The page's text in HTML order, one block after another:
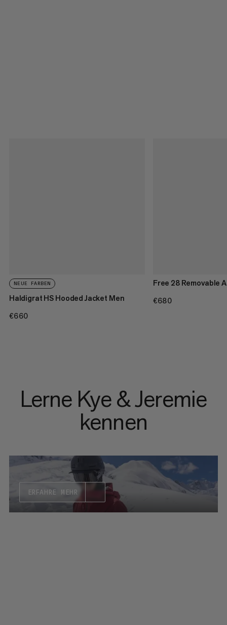
NEUE FARBEN
Haldigrat HS Hooded Jacket Men
€660
Free 28 Removable
€680
Lerne Kye & Jeremie
kennen
ERFAHRE MEHR